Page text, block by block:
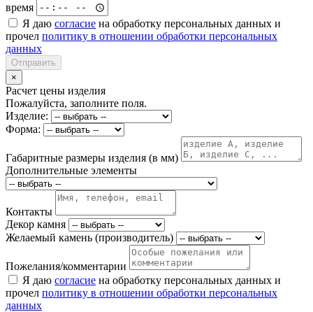
время
Я даю согласие на обработку персональных данных и
прочел политику в отношении обработки персональных
данных
Отправить
×
Расчет цены изделия
Пожалуйста, заполните поля.
Изделие:
Форма:
Габаритные размеры изделия (в мм)
Дополнительные элементы
Контакты
Декор камня
Желаемый камень (производитель)
Пожелания/комментарии
Я даю согласие на обработку персональных данных и
прочел политику в отношении обработки персональных
данных